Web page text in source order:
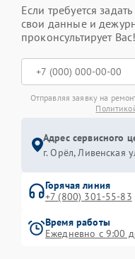
Если требуется
свои данные и
проконсультирует Вас!
Отправляя заявку на
Адрес сервисного
г. Орёл, Ливенская
Горячая линия
+7 (800) 301-55-83
Время работы
Ежедневно с 9:00